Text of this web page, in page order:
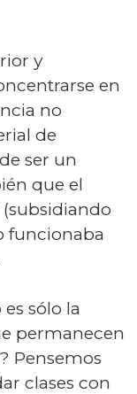
y
en
no
de
ser un
que el
funcionaba
sólo la
permanecen
Pensemos
clases con